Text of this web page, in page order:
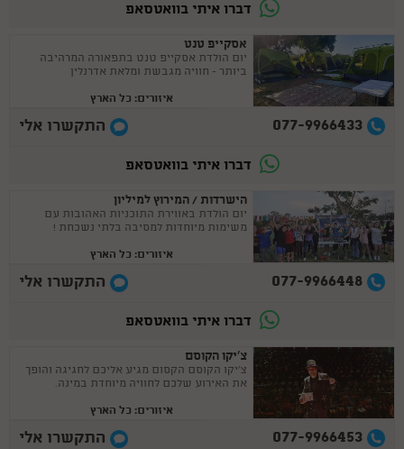
דברו איתי בוואטסאפ
אסקייפ טנט
יום הולדת אסקייפ טנט בתפאורה המרהיבה
ביותר - חוויה מגבשת ומלאת אדרנלין
איזורים: כל הארץ
077-9966433 התקשרו אלי
דברו איתי בוואטסאפ
הישרדות / המירוץ למיליון
יום הולדת באווירת התוכניות האהובות עם
משימות מיוחדות למסיבה בלתי נשכחת !
איזורים: כל הארץ
077-9966448 התקשרו אלי
דברו איתי בוואטסאפ
צ'יקו הקוסם
צ'יקו הקוסם הקסום מגיע אליכם לחגיגה והופך
את האירוע שלכם לחוויה מיוחדת במינה.
איזורים: כל הארץ
077-9966453 התקשרו אלי